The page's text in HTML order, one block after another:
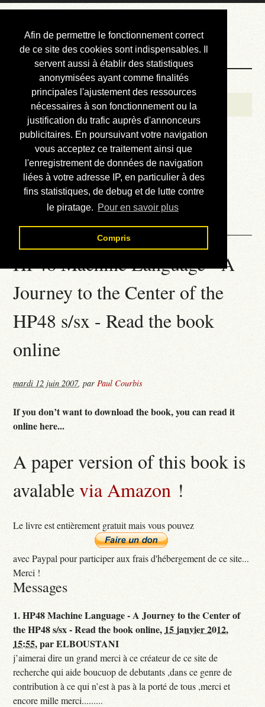
Afin de permettre le fonctionnement correct
de ce site des cookies sont indispensables. Il
servent aussi à établir des statistiques
anonymisées ayant comme finalités
principales l'ajustement des ressources
nécessaires à son fonctionnement ou la
justification du trafic auprès d'annonceurs
publicitaires. En poursuivant votre navigation
vous acceptez ce traitement ainsi que
l'enregistrement de données de navigation
liées à votre adresse IP, en particulier à des
fins statistiques, de debug et de lutte contre
le piratage. Pour en savoir plus
Compris
Courbis, « LE »
Blog Officiel
Bienvenue
Réalisations
Divers (et d’été)
Annonces
Liens externes
Téléchargement
Contact
HP48 Machine Language - A
Journey to the Center of the
HP48 s/sx - Read the book
online
mardi 12 juin 2007,parPaul Courbis
If you don’t want to download the book, you can read it
online here...
A paper version of this book is
avalablevia Amazon !
Le livre est entièrement gratuit mais vous pouvez
avec Paypal pour participer aux frais d'hébergement de ce site...
Merci !
Messages
1.HP48 Machine Language - A Journey to the Center of
the HP48 s/sx - Read the book online, 15 janvier 2012,
15:55,parELBOUSTANI
j’aimerai dire un grand merci à ce créateur de ce site de
recherche qui aide boucuop de debutants ,dans ce genre de
contribution à ce qui n’est à pas à la porté de tous ,merci et
encore mille merci.........